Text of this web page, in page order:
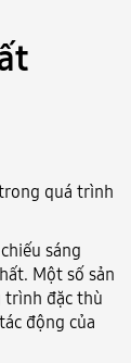
quá trình
sáng
Một số sản
trình đặc thù
động của